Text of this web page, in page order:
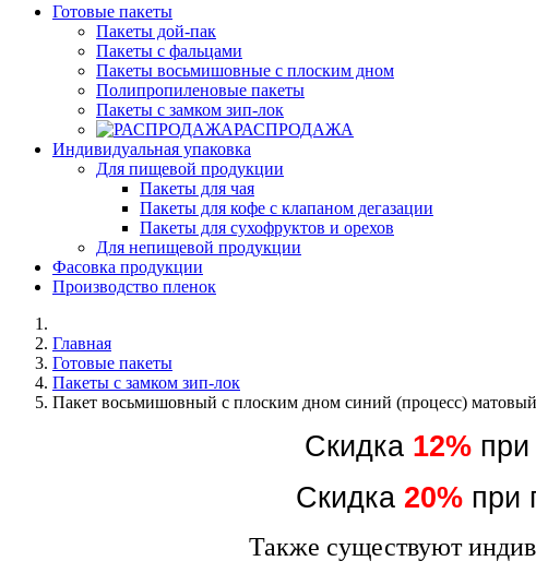
Готовые пакеты
Пакеты дой-пак
Пакеты с фальцами
Пакеты восьмишовные с плоским дном
Полипропиленовые пакеты
Пакеты с замком зип-лок
РАСПРОДАЖА
Индивидуальная упаковка
Для пищевой продукции
Пакеты для чая
Пакеты для кофе с клапаном дегазации
Пакеты для сухофруктов и орехов
Для непищевой продукции
Фасовка продукции
Производство пленок
Главная
Готовые пакеты
Пакеты с замком зип-лок
Пакет восьмишовный с плоским дном синий (процесс)
Скидка 12%при
Скидка 20% при
Также существуют